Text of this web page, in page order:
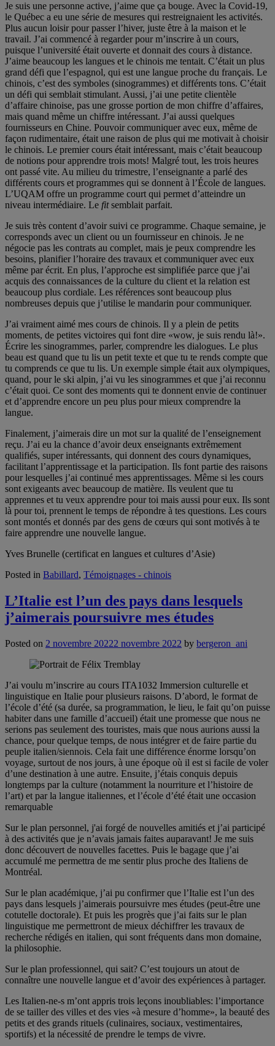
Je suis une personne active, j’aime que ça bouge. Avec la Covid-19,
le Québec a eu une série de mesures qui restreignaient les activités.
Plus aucun loisir pour passer l’hiver, juste être à la maison et le
travail. J’ai commencé à regarder pour m’inscrire à un cours,
puisque l’université était ouverte et donnait des cours à distance.
J’aime beaucoup les langues et le chinois me tentait. C’était un plus
grand défi que l’espagnol, qui est une langue proche du français. Le
chinois, c’est des symboles (sinogrammes) et différents tons. C’était
un défi qui semblait stimulant. Aussi, j’ai une petite clientèle
d’affaire chinoise, pas une grosse portion de mon chiffre d’affaires,
mais quand même un chiffre intéressant. J’ai aussi quelques
fournisseurs en Chine. Pouvoir communiquer avec eux, même de
façon rudimentaire, était une raison de plus qui me motivait à choisir
le chinois. Le premier cours était intéressant, mais c’était beaucoup
de notions pour apprendre trois mots! Malgré tout, les trois heures
ont passé vite. Au milieu du trimestre, l’enseignante a parlé des
différents cours et programmes qui se donnent à l’École de langues.
L’UQAM offre un programme court qui permet d’atteindre un
niveau intermédiaire. Le fitsemblait parfait.
Je suis très content d’avoir suivi ce programme. Chaque semaine, je
corresponds avec un client ou un fournisseur en chinois. Je ne
négocie pas les contrats au complet, mais je peux comprendre les
besoins, planifier l’horaire des travaux et communiquer avec eux
même par écrit. En plus, l’approche est simplifiée parce que j’ai
acquis des connaissances de la culture du client et la relation est
beaucoup plus cordiale. Les références sont beaucoup plus
nombreuses depuis que j’utilise le mandarin pour communiquer.
J’ai vraiment aimé mes cours de chinois. Il y a plein de petits
moments, de petites victoires qui font dire «wow, je suis rendu là!».
Écrire les sinogrammes, parler, comprendre les dialogues. Le plus
beau est quand que tu lis un petit texte et que tu te rends compte que
tu comprends ce que tu lis. Un exemple simple était aux olympiques,
quand, pour le ski alpin, j’ai vu les sinogrammes et que j’ai reconnu
c’était quoi. Ce sont des moments qui te donnent envie de continuer
et d’apprendre encore un peu plus pour mieux comprendre la
langue.
Finalement, j’aimerais dire un mot sur la qualité de l’enseignement
reçu. J’ai eu la chance d’avoir deux enseignants extrêmement
qualifiés, super intéressants, qui donnent des cours dynamiques,
facilitant l’apprentissage et la participation. Ils font partie des raisons
pour lesquelles j’ai continué mes apprentissages. Même si les cours
sont exigeants avec beaucoup de matière. Ils veulent que tu
apprennes et tu veux apprendre pour toi mais aussi pour eux. Ils sont
là pour toi, prennent le temps de répondre à tes questions. Les cours
sont montés et donnés par des gens de cœurs qui sont motivés à te
faire apprendre une nouvelle langue.
Yves Brunelle (certificat en langues et cultures d’Asie)
Posted in Babillard, Témoignages - chinois
L’Italie est l’un des pays dans lesquels
j’aimerais poursuivre mes études
Posted on 2 novembre 20222 novembre 2022 by bergeron_ani
J’ai voulu m’inscrire au cours ITA1032 Immersion culturelle et
linguistique en Italie pour plusieurs raisons. D’abord, le format de
l’école d’été (sa durée, sa programmation, le lieu, le fait qu’on puisse
habiter dans une famille d’accueil) était une promesse que nous ne
serions pas seulement des touristes, mais que nous aurions aussi la
chance, pour quelque temps, de nous intégrer et de faire partie du
peuple italien/siennois. Cela fait une différence énorme lorsqu’on
voyage, surtout de nos jours, à une époque où il est si facile de voler
d’une destination à une autre. Ensuite, j’étais conquis depuis
longtemps par la culture (notamment la nourriture et l’histoire de
l’art) et par la langue italiennes, et l’école d’été était une occasion
remarquable
Sur le plan personnel, j'ai forgé de nouvelles amitiés et j’ai participé
à des activités que je n’avais jamais faites auparavant! Je me suis
donc découvert de nouvelles facettes. Puis le bagage que j’ai
accumulé me permettra de me sentir plus proche des Italiens de
Montréal.
Sur le plan académique, j’ai pu confirmer que l’Italie est l’un des
pays dans lesquels j’aimerais poursuivre mes études (peut-être une
cotutelle doctorale). Et puis les progrès que j’ai faits sur le plan
linguistique me permettront de mieux déchiffrer les travaux de
recherche rédigés en italien, qui sont fréquents dans mon domaine,
la philosophie.
Sur le plan professionnel, qui sait? C’est toujours un atout de
connaître une nouvelle langue et d’avoir des expériences à partager.
Les Italien-ne-s m’ont appris trois leçons inoubliables: l’importance
de se tailler des villes et des vies «à mesure d’homme», la beauté des
petits et des grands rituels (culinaires, sociaux, vestimentaires,
sportifs) et la nécessité de prendre le temps de vivre.